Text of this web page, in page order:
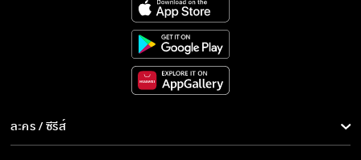
ผิดทาง...อากงอยู่ทางโน้น
ละคร / ซีรีส์
ละคร/ซีรีส์